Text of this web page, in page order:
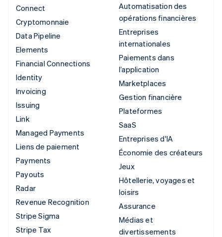
Connect
Cryptomonnaie
Data Pipeline
Elements
Financial Connections
Identity
Invoicing
Issuing
Link
Managed Payments
Liens de paiement
Payments
Payouts
Radar
Revenue Recognition
Stripe Sigma
Stripe Tax
Automatisation des
opérations financières
Entreprises
internationales
Paiements dans
l’application
Marketplaces
Gestion financière
Plateformes
SaaS
Entreprises d'IA
Économie des créateurs
Jeux
Hôtellerie, voyages et
loisirs
Assurance
Médias et
divertissements